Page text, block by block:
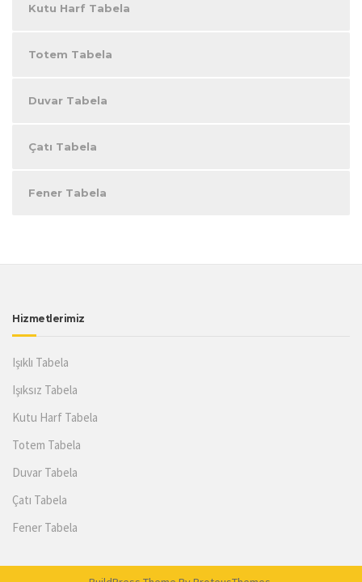
Kutu Harf Tabela
Totem Tabela
Duvar Tabela
Çatı Tabela
Fener Tabela
Hizmetlerimiz
Işıklı Tabela
Işıksız Tabela
Kutu Harf Tabela
Totem Tabela
Duvar Tabela
Çatı Tabela
Fener Tabela